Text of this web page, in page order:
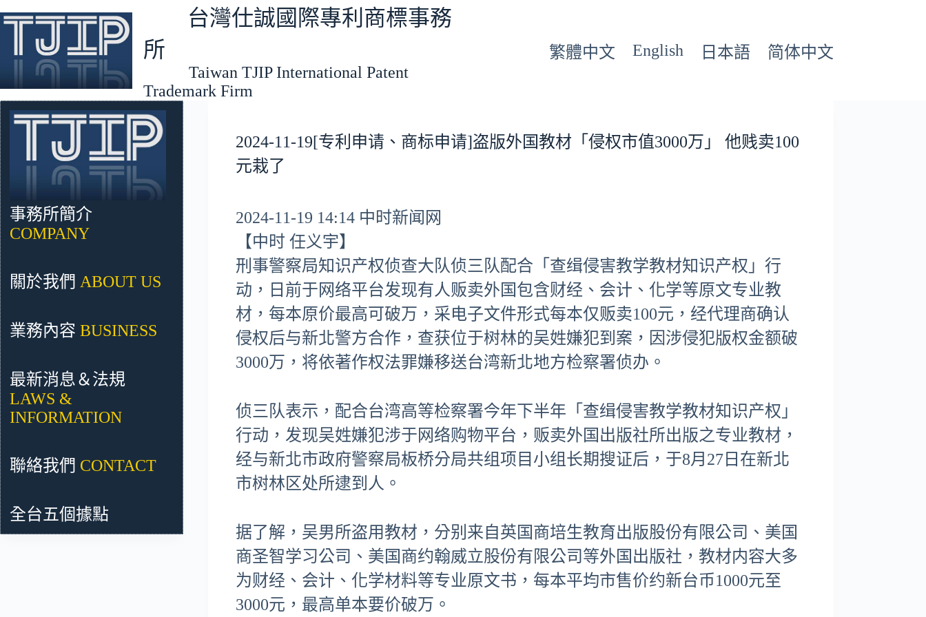
至
容
台灣仕誠國際專利商標事務
所
Taiwan TJIP International Patent
Trademark Firm
繁體中文 English 日本語 简体中文
2024-11-19[专利申请、商标申请]盗版外国教材「侵权市值3000万」 他贱卖100
元栽了
2024-11-19 14:14 中时新闻网
【中时 任义宇】
刑事警察局知识产权侦查大队侦三队配合「查缉侵害教学教材知识产权」行
动，日前于网络平台发现有人贩卖外国包含财经、会计、化学等原文专业教
材，每本原价最高可破万，采电子文件形式每本仅贩卖100元，经代理商确认
侵权后与新北警方合作，查获位于树林的吴姓嫌犯到案，因涉侵犯版权金额破
3000万，将依著作权法罪嫌移送台湾新北地方检察署侦办。
侦三队表示，配合台湾高等检察署今年下半年「查缉侵害教学教材知识产权」
行动，发现吴姓嫌犯涉于网络购物平台，贩卖外国出版社所出版之专业教材，
经与新北市政府警察局板桥分局共组项目小组长期搜证后，于8月27日在新北
市树林区处所逮到人。
据了解，吴男所盗用教材，分别来自英国商培生教育出版股份有限公司、美国
商圣智学习公司、美国商约翰威立股份有限公司等外国出版社，教材内容大多
为财经、会计、化学材料等专业原文书，每本平均市售价约新台币1000元至
3000元，最高单本要价破万。
事務所簡介
COMPANY
關於我們 ABOUT US
業務內容 BUSINESS
最新消息＆法規
LAWS &
INFORMATION
聯絡我們 CONTACT
全台五個據點